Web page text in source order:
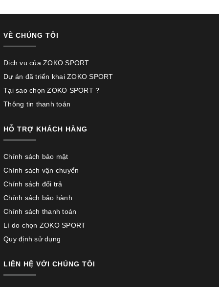
VỀ CHÚNG TÔI
Dịch vụ của ZOKO SPORT
Dự án đã triển khai ZOKO SPORT
Tại sao chọn ZOKO SPORT ?
Thông tin thanh toán
HỖ TRỢ KHÁCH HÀNG
Chính sách bảo mật
Chính sách vận chuyển
Chính sách đổi trả
Chính sách bảo hành
Chính sách thanh toán
Lí do chọn ZOKO SPORT
Quy định sử dụng
LIÊN HỆ VỚI CHÚNG TÔI